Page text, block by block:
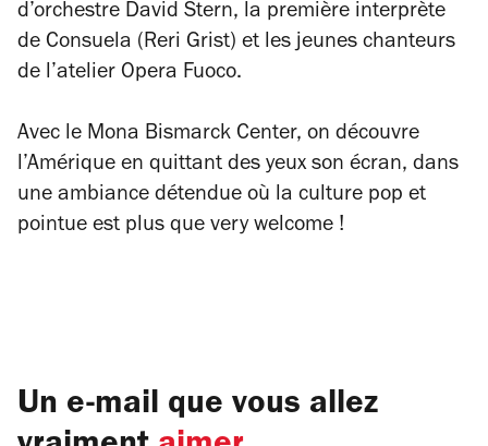
d’orchestre David Stern, la première interprète
de Consuela (Reri Grist) et les jeunes chanteurs
de l’atelier Opera Fuoco.
Avec le Mona Bismarck Center, on découvre
l’Amérique en quittant des yeux son écran, dans
une ambiance détendue où la culture pop et
pointue est plus que very welcome !
Un e-mail que vous allez